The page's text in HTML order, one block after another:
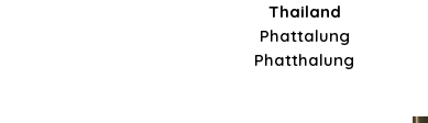
Thailand
Phattalung
Phatthalung